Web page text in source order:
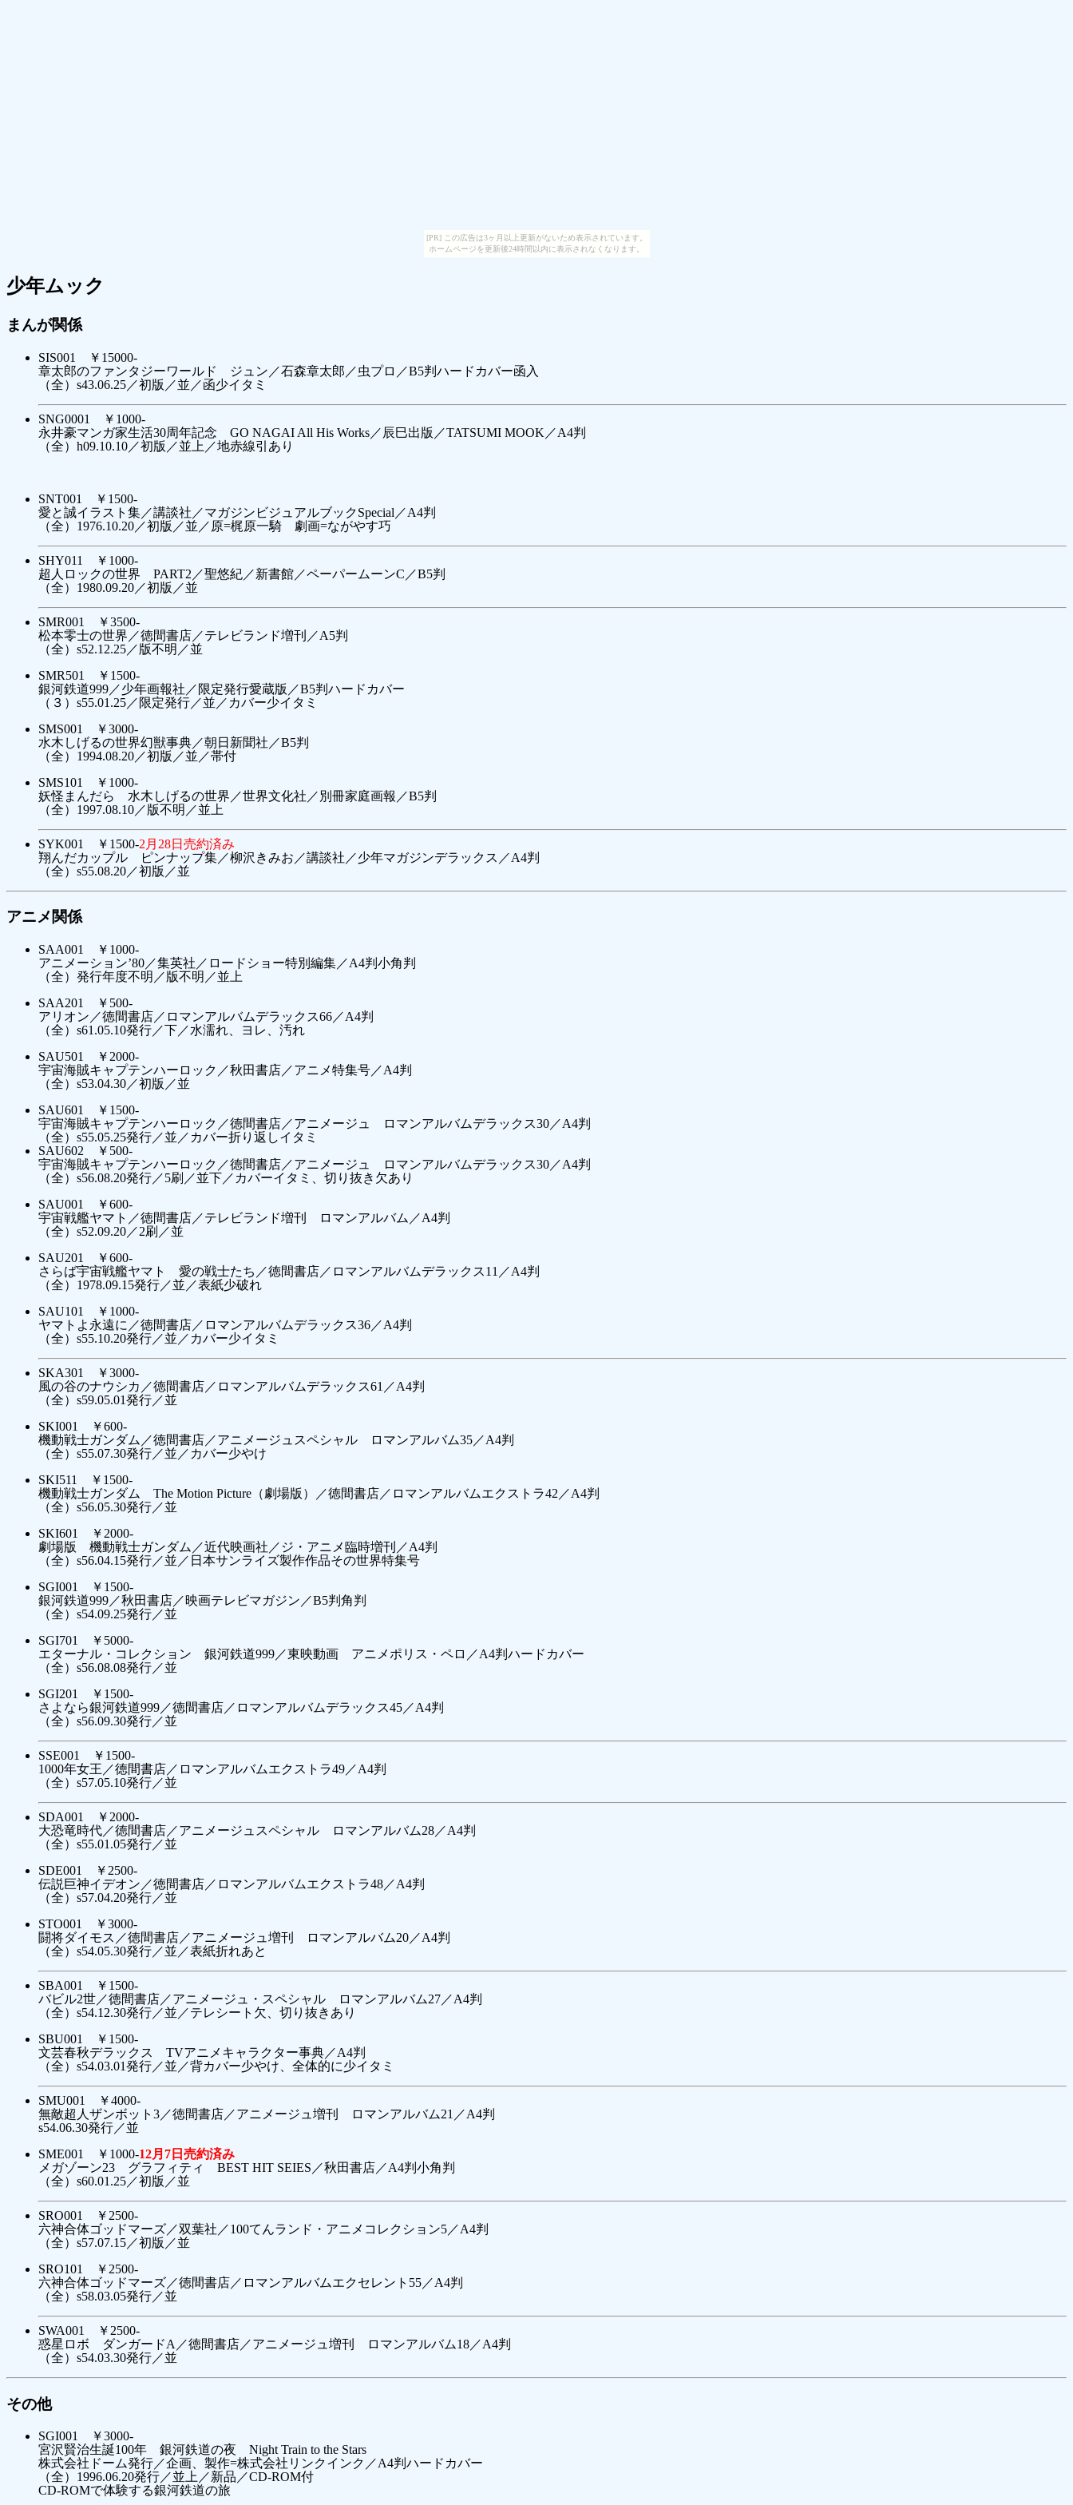
[PR] この広告は3ヶ月以上更新がないため表示されています。
ホームページを更新後24時間以内に表示されなくなります。
少年ムック
まんが関係
SIS001 ￥15000-
章太郎のファンタジーワールド ジュン／石森章太郎／虫プロ／B5判ハードカバー函入
（全）s43.06.25／初版／並／函少イタミ
SNG0001 ￥1000-
永井豪マンガ家生活30周年記念 GO NAGAI All His Works／辰巳出版／TATSUMI MOOK／A4判
（全）h09.10.10／初版／並上／地赤線引あり
SNT001 ￥1500-
愛と誠イラスト集／講談社／マガジンビジュアルブックSpecial／A4判
（全）1976.10.20／初版／並／原=梶原一騎 劇画=ながやす巧
SHY011 ￥1000-
超人ロックの世界 PART2／聖悠紀／新書館／ペーパームーンC／B5判
（全）1980.09.20／初版／並
SMR001 ￥3500-
松本零士の世界／徳間書店／テレビランド増刊／A5判
（全）s52.12.25／版不明／並
SMR501 ￥1500-
銀河鉄道999／少年画報社／限定発行愛蔵版／B5判ハードカバー
（３）s55.01.25／限定発行／並／カバー少イタミ
SMS001 ￥3000-
水木しげるの世界幻獣事典／朝日新聞社／B5判
（全）1994.08.20／初版／並／帯付
SMS101 ￥1000-
妖怪まんだら 水木しげるの世界／世界文化社／別冊家庭画報／B5判
（全）1997.08.10／版不明／並上
SYK001 ￥1500-2月28日売約済み
翔んだカップル ピンナップ集／柳沢きみお／講談社／少年マガジンデラックス／A4判
（全）s55.08.20／初版／並
アニメ関係
SAA001 ￥1000-
アニメーション’80／集英社／ロードショー特別編集／A4判小角判
（全）発行年度不明／版不明／並上
SAA201 ￥500-
アリオン／徳間書店／ロマンアルバムデラックス66／A4判
（全）s61.05.10発行／下／水濡れ、ヨレ、汚れ
SAU501 ￥2000-
宇宙海賊キャプテンハーロック／秋田書店／アニメ特集号／A4判
（全）s53.04.30／初版／並
SAU601 ￥1500-
宇宙海賊キャプテンハーロック／徳間書店／アニメージュ ロマンアルバムデラックス30／A4判
（全）s55.05.25発行／並／カバー折り返しイタミ
SAU602 ￥500-
宇宙海賊キャプテンハーロック／徳間書店／アニメージュ ロマンアルバムデラックス30／A4判
（全）s56.08.20発行／5刷／並下／カバーイタミ、切り抜き欠あり
SAU001 ￥600-
宇宙戦艦ヤマト／徳間書店／テレビランド増刊 ロマンアルバム／A4判
（全）s52.09.20／2刷／並
SAU201 ￥600-
さらば宇宙戦艦ヤマト 愛の戦士たち／徳間書店／ロマンアルバムデラックス11／A4判
（全）1978.09.15発行／並／表紙少破れ
SAU101 ￥1000-
ヤマトよ永遠に／徳間書店／ロマンアルバムデラックス36／A4判
（全）s55.10.20発行／並／カバー少イタミ
SKA301 ￥3000-
風の谷のナウシカ／徳間書店／ロマンアルバムデラックス61／A4判
（全）s59.05.01発行／並
SKI001 ￥600-
機動戦士ガンダム／徳間書店／アニメージュスペシャル ロマンアルバム35／A4判
（全）s55.07.30発行／並／カバー少やけ
SKI511 ￥1500-
機動戦士ガンダム The Motion Picture（劇場版）／徳間書店／ロマンアルバムエクストラ42／A4判
（全）s56.05.30発行／並
SKI601 ￥2000-
劇場版 機動戦士ガンダム／近代映画社／ジ・アニメ臨時増刊／A4判
（全）s56.04.15発行／並／日本サンライズ製作作品その世界特集号
SGI001 ￥1500-
銀河鉄道999／秋田書店／映画テレビマガジン／B5判角判
（全）s54.09.25発行／並
SGI701 ￥5000-
エターナル・コレクション 銀河鉄道999／東映動画 アニメポリス・ペロ／A4判ハードカバー
（全）s56.08.08発行／並
SGI201 ￥1500-
さよなら銀河鉄道999／徳間書店／ロマンアルバムデラックス45／A4判
（全）s56.09.30発行／並
SSE001 ￥1500-
1000年女王／徳間書店／ロマンアルバムエクストラ49／A4判
（全）s57.05.10発行／並
SDA001 ￥2000-
大恐竜時代／徳間書店／アニメージュスペシャル ロマンアルバム28／A4判
（全）s55.01.05発行／並
SDE001 ￥2500-
伝説巨神イデオン／徳間書店／ロマンアルバムエクストラ48／A4判
（全）s57.04.20発行／並
STO001 ￥3000-
闘将ダイモス／徳間書店／アニメージュ増刊 ロマンアルバム20／A4判
（全）s54.05.30発行／並／表紙折れあと
SBA001 ￥1500-
バビル2世／徳間書店／アニメージュ・スペシャル ロマンアルバム27／A4判
（全）s54.12.30発行／並／テレシート欠、切り抜きあり
SBU001 ￥1500-
文芸春秋デラックス TVアニメキャラクター事典／A4判
（全）s54.03.01発行／並／背カバー少やけ、全体的に少イタミ
SMU001 ￥4000-
無敵超人ザンボット3／徳間書店／アニメージュ増刊 ロマンアルバム21／A4判
s54.06.30発行／並
SME001 ￥1000-12月7日売約済み
メガゾーン23 グラフィティ BEST HIT SEIES／秋田書店／A4判小角判
（全）s60.01.25／初版／並
SRO001 ￥2500-
六神合体ゴッドマーズ／双葉社／100てんランド・アニメコレクション5／A4判
（全）s57.07.15／初版／並
SRO101 ￥2500-
六神合体ゴッドマーズ／徳間書店／ロマンアルバムエクセレント55／A4判
（全）s58.03.05発行／並
SWA001 ￥2500-
惑星ロボ ダンガードA／徳間書店／アニメージュ増刊 ロマンアルバム18／A4判
（全）s54.03.30発行／並
その他
SGI001 ￥3000-
宮沢賢治生誕100年 銀河鉄道の夜 Night Train to the Stars
株式会社ドーム発行／企画、製作=株式会社リンクインク／A4判ハードカバー
（全）1996.06.20発行／並上／新品／CD-ROM付
CD-ROMで体験する銀河鉄道の旅